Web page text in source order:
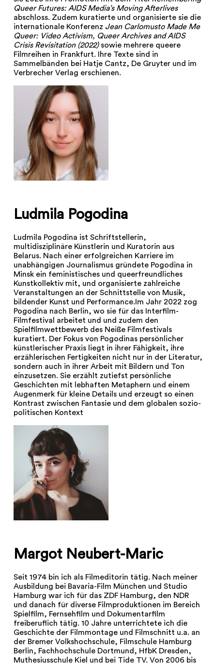
Queer Futures: AIDS Media’s Moving Afterlives
abschloss. Zudem kuratierte und organisierte sie die
internationale Konferenz Jean Carlomusto Made Me
Queer: Video Activism, Queer Archives and AIDS
Crisis Revisitation (2022)sowie mehrere queere
Filmreihen in Frankfurt. Ihre Texte sind in
Sammelbänden bei Hatje Cantz, De Gruyter und im
Verbrecher Verlag erschienen.
Ludmila Pogodina
Ludmila Pogodina ist Schriftstellerin,
multidisziplinäre Künstlerin und Kuratorin aus
Belarus. Nach einer erfolgreichen Karriere im
unabhängigen Journalismus gründete Pogodina in
Minsk ein feministisches und queerfreundliches
Kunstkollektiv mit, und organisierte zahlreiche
Veranstaltungen an der Schnittstelle von Musik,
bildender Kunst und Performance.Im Jahr 2022 zog
Pogodina nach Berlin, wo sie für das Interfilm-
Filmfestival arbeitet und und zudem den
Spielfilmwettbewerb des Neiße Filmfestivals
kuratiert. Der Fokus von Pogodinas persönlicher
künstlerischer Praxis liegt in ihrer Fähigkeit, ihre
erzählerischen Fertigkeiten nicht nur in der Literatur,
sondern auch in ihrer Arbeit mit Bildern und Ton
einzusetzen. Sie erzählt zutiefst persönliche
Geschichten mit lebhaften Metaphern und einem
Augenmerk für kleine Details und erzeugt so einen
Kontrast zwischen Fantasie und dem globalen sozio-
politischen Kontext
Margot Neubert-Maric
Seit 1974 bin ich als Filmeditorin tätig. Nach meiner
Ausbildung bei Bavaria-Film München und Studio
Hamburg war ich für das ZDF Hamburg, den NDR
und danach für diverse Filmproduktionen im Bereich
Spielfilm, Fernsehfilm und Dokumentarfilm
freiberuflich tätig. 10 Jahre unterrichtete ich die
Geschichte der Filmmontage und Filmschnitt u.a. an
der Bremer Volkshochschule, Filmschule Hamburg
Berlin, Fachhochschule Dortmund, HfbK Dresden,
Muthesiusschule Kiel und bei Tide TV. Von 2006 bis